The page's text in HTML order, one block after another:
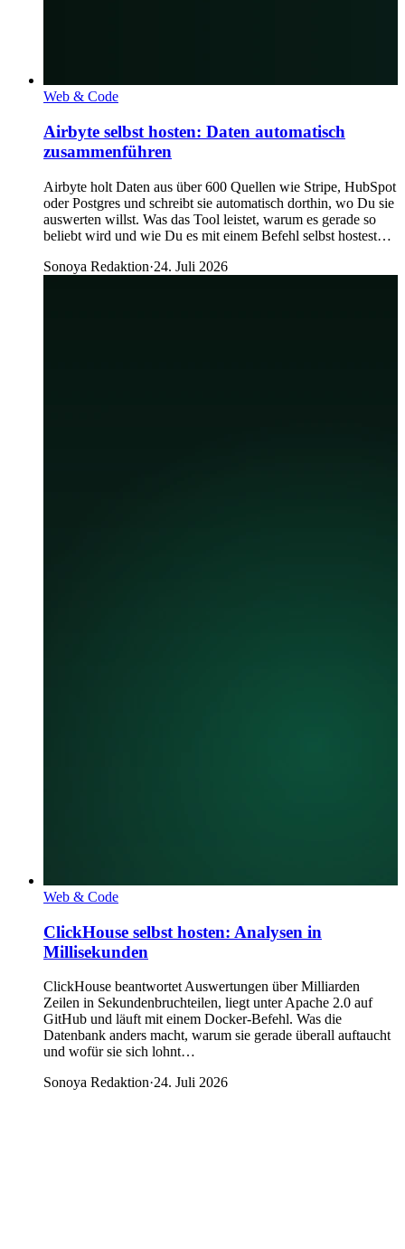
Web & Code
Airbyte selbst hosten: Daten automatisch
zusammenführen
Airbyte holt Daten aus über 600 Quellen wie Stripe, HubSpot
oder Postgres und schreibt sie automatisch dorthin, wo Du sie
auswerten willst. Was das Tool leistet, warum es gerade so
beliebt wird und wie Du es mit einem Befehl selbst hostest…
Sonoya Redaktion·24. Juli 2026
Web & Code
ClickHouse selbst hosten: Analysen in
Millisekunden
ClickHouse beantwortet Auswertungen über Milliarden
Zeilen in Sekundenbruchteilen, liegt unter Apache 2.0 auf
GitHub und läuft mit einem Docker-Befehl. Was die
Datenbank anders macht, warum sie gerade überall auftaucht
und wofür sie sich lohnt…
Sonoya Redaktion·24. Juli 2026